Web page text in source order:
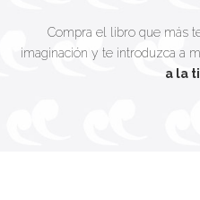
Compra el libro que más
imaginación y te introduzca a
a la